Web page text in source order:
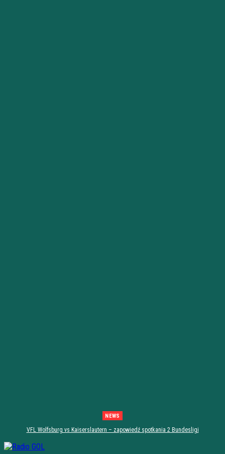
NEWS
VFL Wolfsburg vs Kaiserslautern – zapowiedź spotkania 2 Bundesligi